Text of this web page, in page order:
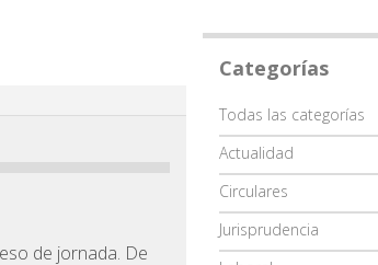
de jornada. De
Categorías
Categoría
Todas las categorías
Actualidad
Circulares
Jurisprudencia